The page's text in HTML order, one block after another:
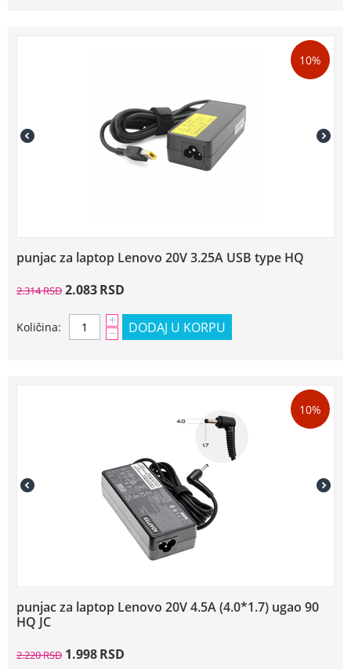
10%
punjac za laptop Lenovo 20V 3.25A USB type HQ
2.314RSD 2.083RSD
Količina: +
− DODAJ U KORPU
10%
punjac za laptop Lenovo 20V 4.5A (4.0*1.7) ugao 90
HQ JC
2.220RSD 1.998RSD